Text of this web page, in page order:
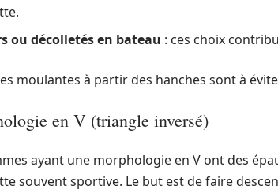
ou décolletés en bateau : ces choix
moulantes à partir des hanches sont à
en V (triangle inversé)
ayant une morphologie en V ont des
souvent sportive. Le but est de faire